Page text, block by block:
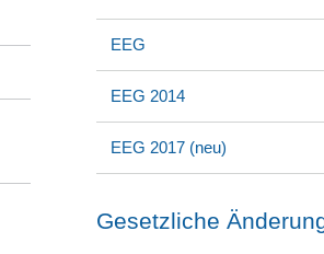
EEG
EEG 2014
EEG 2017 (neu)
Gesetzliche